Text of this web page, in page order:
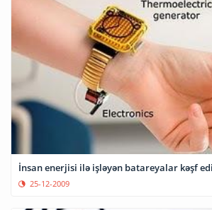
İnsan enerjisi ilə işləyən batareyalar kəşf
25-12-2009